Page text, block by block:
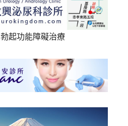
勃起功能障礙治療